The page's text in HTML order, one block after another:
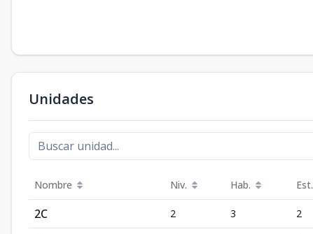
Unidades
Nombre Niv. Hab. Est.
2C 2 3 2